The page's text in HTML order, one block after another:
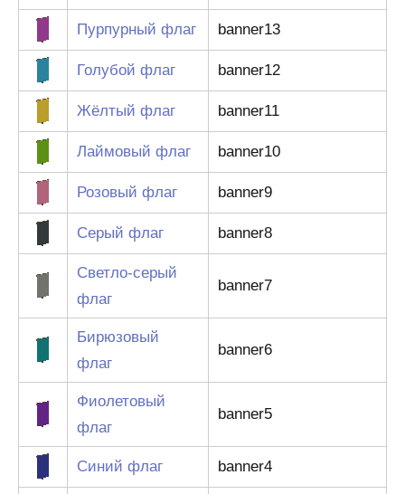
Пурпурный флаг banner13
Голубой флаг banner12
Жёлтый флаг banner11
Лаймовый флаг banner10
Розовый флаг banner9
Серый флаг banner8
Светло-серый
флаг
banner7
Бирюзовый
флаг
banner6
Фиолетовый
флаг
banner5
Синий флаг banner4